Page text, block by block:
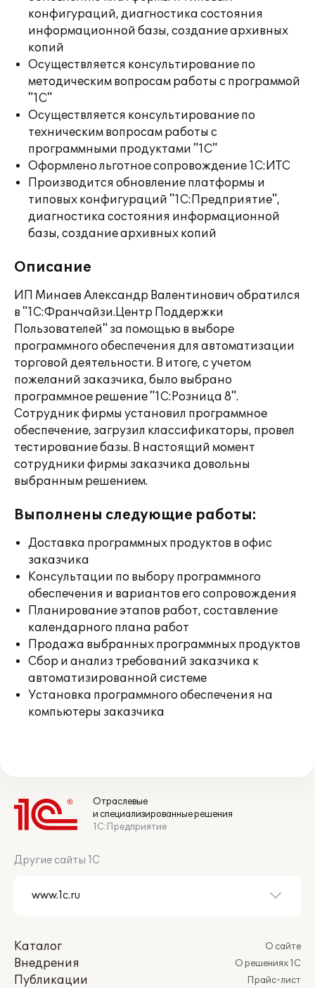
конфигураций, диагностика состояния
информационной базы, создание архивных
копий
Осуществляется консультирование по
методическим вопросам работы с программой
"1С"
Осуществляется консультирование по
техническим вопросам работы с
программными продуктами "1С"
Оформлено льготное сопровождение 1С:ИТС
Производится обновление платформы и
типовых конфигураций "1С:Предприятие",
диагностика состояния информационной
базы, создание архивных копий
Описание
ИП Минаев Александр Валентинович обратился
в "1С:Франчайзи.Центр Поддержки
Пользователей" за помощью в выборе
программного обеспечения для автоматизации
торговой деятельности. В итоге, с учетом
пожеланий заказчика, было выбрано
программное решение "1С:Розница 8".
Сотрудник фирмы установил программное
обеспечение, загрузил классификаторы, провел
тестирование базы. В настоящий момент
сотрудники фирмы заказчика довольны
выбранным решением.
Выполнены следующие работы:
Доставка программных продуктов в офис
заказчика
Консультации по выбору программного
обеспечения и вариантов его сопровождения
Планирование этапов работ, составление
календарного плана работ
Продажа выбранных программных продуктов
Сбор и анализ требований заказчика к
автоматизированной системе
Установка программного обеспечения на
компьютеры заказчика
Отраслевые
и специализированные решения
1С:Предприятие
Другие сайты 1С
Каталог
Внедрения
Публикации
О сайте
О решениях 1С
Прайс-лист